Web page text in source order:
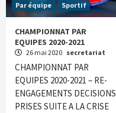
Par équipe
Sportif
CHAMPIONNAT PAR
EQUIPES 2020-2021
26 mai 2020 secretariat
CHAMPIONNAT PAR
EQUIPES 2020-2021 – RE-
ENGAGEMENTS DECISIONS
PRISES SUITE A LA CRISE